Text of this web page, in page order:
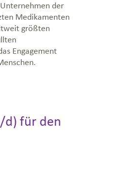
der
Medikamenten
größten
Engagement
d) für den